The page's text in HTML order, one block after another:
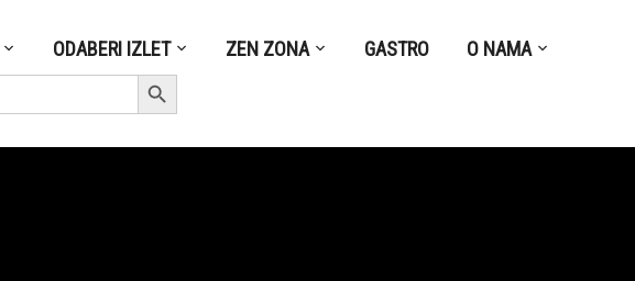
ODABERI IZLET ZEN ZONA GASTRO O NAMA
Search Button